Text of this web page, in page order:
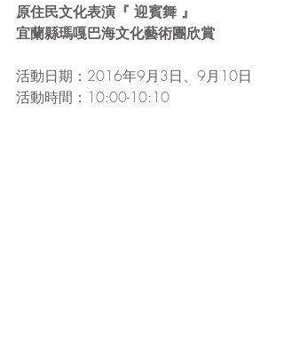
原住民文化表演『 迎賓舞 』
宜蘭縣瑪嘎巴海文化藝術團欣賞
活動日期：2016年9月3日、9月10日
活動時間：10:00-10:10